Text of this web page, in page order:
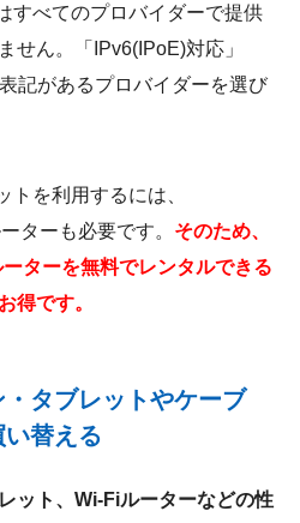
すべてのプロバイダーで提供
せん。「IPv6(IPoE)対応」
記があるプロバイダーを選び
トを利用するには、
ターも必要です。 そのため、
ターを無料でレンタルできる
得です。
タブレットやケーブ
替える
ット、Wi-Fiルーターなどの性